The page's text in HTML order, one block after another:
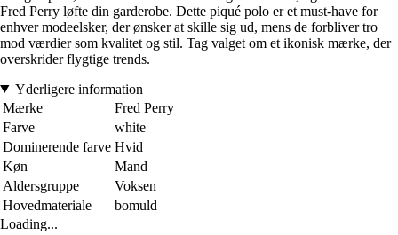
Fred Perry løfte din garderobe. Dette piqué polo er et must-have for
enhver modeelsker, der ønsker at skille sig ud, mens de forbliver tro
mod værdier som kvalitet og stil. Tag valget om et ikonisk mærke, der
overskrider flygtige trends.
Yderligere information
Mærke
Fred Perry
Farve
white
Dominerende farve Hvid
Køn
Mand
Aldersgruppe
Voksen
Hovedmateriale
bomuld
Loading...